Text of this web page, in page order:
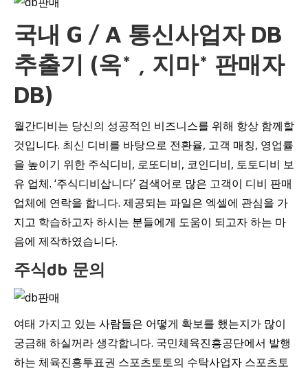
국내 G / A 통신사업자 DB
추출기 (옥* , 지마* 판매자
DB)
월간디비는 당신의 성공적인 비즈니스를 위해 항상 함께할
것입니다. 최신 디비를 바탕으로 전환율, 고객 매칭, 영업률
을 높이기 위한 주식디비, 로또디비, 코인디비, 토토디비 보
유 업체. ‘주식디비삽니다’ 검색어로 많은 고객이 디비 판매
업체에 연락을 합니다. 제공되는 파일은 엑셀에 관심을 가
지고 학습하고자 하시는 분들에게 도움이 되고자 하는 마
음에 제작하였습니다.
주식db 문의
여태 가지고 있는 사람들은 어떻게 확보를 했는지가 많이
궁금해 하실꺼라 생각합니다. 국민체육진흥공단에서 발행
하는 체육진흥투표권 스포츠토토의 수탁사업자 스포츠토